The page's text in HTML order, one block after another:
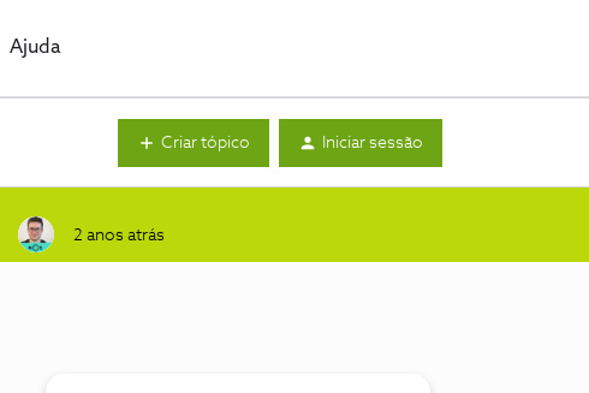
Ajuda
Criar tópico Iniciar sessão
2 anos atrás